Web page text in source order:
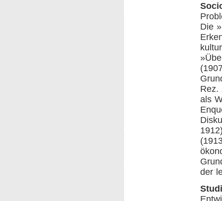
Die
Rez.
als
der